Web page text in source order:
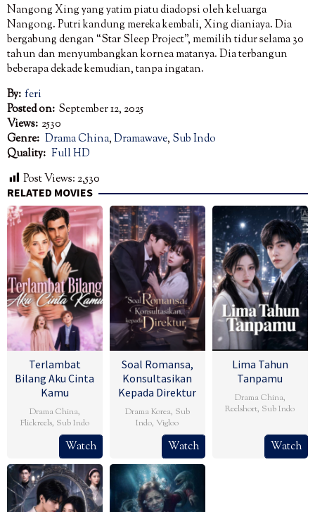
Nangong Xing yang yatim piatu diadopsi oleh keluarga
Nangong. Putri kandung mereka kembali, Xing dianiaya. Dia
bergabung dengan “Star Sleep Project”, memilih tidur selama 30
tahun dan menyumbangkan kornea matanya. Dia terbangun
beberapa dekade kemudian, tanpa ingatan.
By: feri
Posted on: September 12, 2025
Views: 2530
Genre: Drama China,Dramawave, Sub Indo
Quality: Full HD
Post Views:2,530
RELATED MOVIES
Terlambat
Bilang Aku Cinta
Kamu
Drama China,
Flickreels, Sub Indo
Watch
Soal Romansa,
Konsultasikan
Kepada Direktur
Drama Korea, Sub
Indo,Vigloo
Watch
Lima Tahun
Tanpamu
Drama China,
Reelshort, Sub Indo
Watch